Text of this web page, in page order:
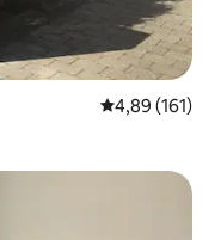
Průměrné
4,89 (161)